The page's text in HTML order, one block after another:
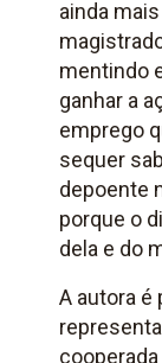
ainda
mentindo
ganhar a
emprego
sequer
depoente
porque o
dela e do
A autora é